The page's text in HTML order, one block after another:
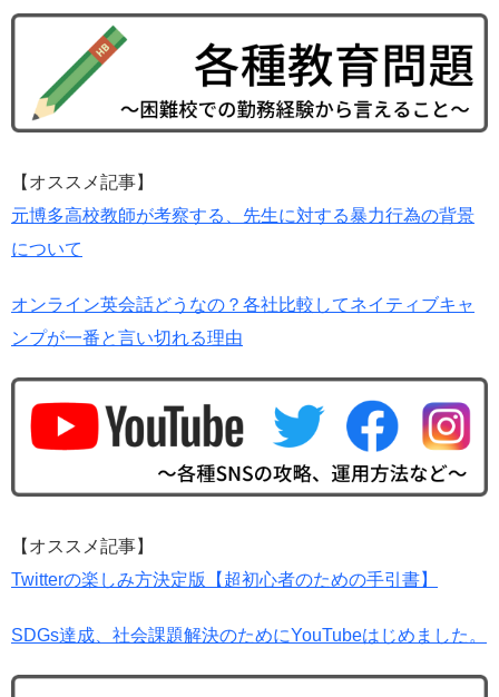
【オススメ記事】
元博多高校教師が考察する、先生に対する暴力行為の背景
について
オンライン英会話どうなの？各社比較してネイティブキャ
ンプが一番と言い切れる理由
【オススメ記事】
Twitterの楽しみ方決定版【超初心者のための手引書】
SDGs達成、社会課題解決のためにYouTubeはじめました。